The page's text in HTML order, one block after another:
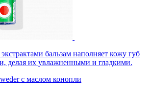
бальзам наполняет кожу губ
делая их увлажненными и гладкими.
с маслом конопли